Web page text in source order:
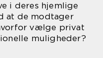
i deres hjemlige
at de modtager
vælge privat
muligheder?